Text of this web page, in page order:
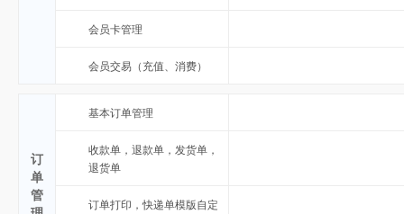
会员卡管理
会员交易（充值、消费）
订
单
管
基本订单管理
收款单，退款单，发货单，
退货单
订单打印，快递单模版自定